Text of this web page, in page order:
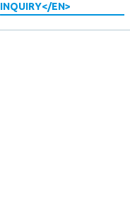
INQUIRY</EN>